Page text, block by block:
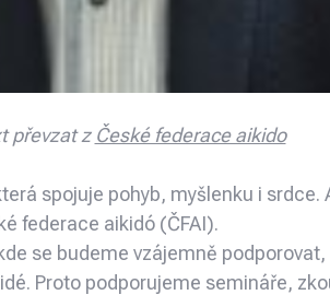
převzat z České federace aikido
spojuje pohyb, myšlenku i srdce.
federace aikidó (ČFAI).
se budeme vzájemně
Proto podporujeme semináře,